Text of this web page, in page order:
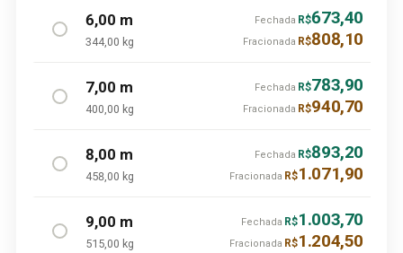
6,00 m
344,00 kg
Fechada R$673,40
Fracionada R$808,10
7,00 m
400,00 kg
Fechada R$783,90
Fracionada R$940,70
8,00 m
458,00 kg
Fechada R$893,20
Fracionada R$1.071,90
9,00 m
515,00 kg
Fechada R$1.003,70
Fracionada R$1.204,50